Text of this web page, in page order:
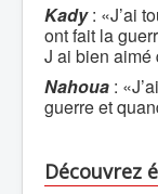
Kady : «J’ai
ont fait la
J ai bien aimé
Nahoua :
guerre et
Découvrez